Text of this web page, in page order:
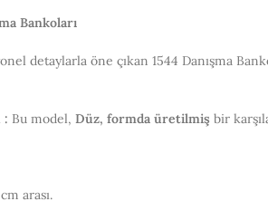
Bankoları
detaylarla öne çıkan 1544 Danışma
: Bu model, Düz, formda üretilmiş bir
arası.